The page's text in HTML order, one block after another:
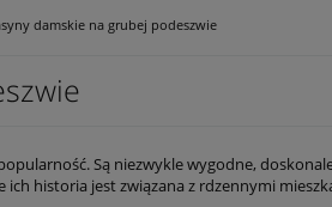
damskie na grubej podeszwie
Są niezwykle wygodne,
historia jest związana z rdzennymi